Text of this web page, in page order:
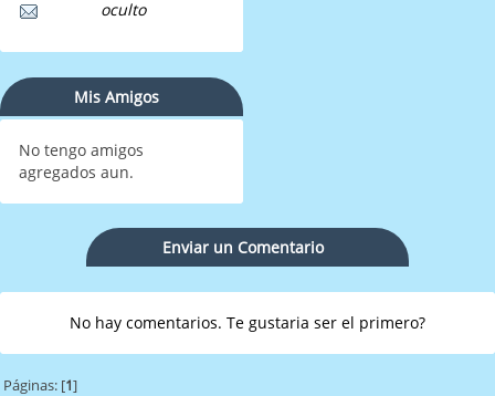
oculto
Mis Amigos
No tengo amigos
agregados aun.
Enviar un Comentario
No hay comentarios. Te gustaria ser el primero?
Páginas: [1]